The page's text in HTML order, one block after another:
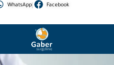
WhatsApp Facebook